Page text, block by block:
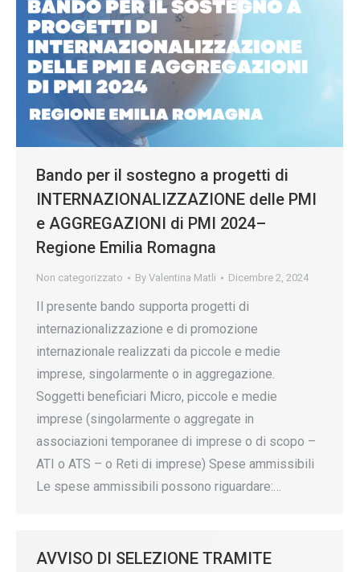
Bando per il sostegno a progetti di
INTERNAZIONALIZZAZIONE delle PMI
e AGGREGAZIONI di PMI 2024–
Regione Emilia Romagna
Non categorizzato By Valentina Matli Dicembre 2, 2024
Il presente bando supporta progetti di
internazionalizzazione e di promozione
internazionale realizzati da piccole e medie
imprese, singolarmente o in aggregazione.
Soggetti beneficiari Micro, piccole e medie
imprese (singolarmente o aggregate in
associazioni temporanee di imprese o di scopo –
ATI o ATS – o Reti di imprese) Spese ammissibili
Le spese ammissibili possono riguardare:…
AVVISO DI SELEZIONE TRAMITE